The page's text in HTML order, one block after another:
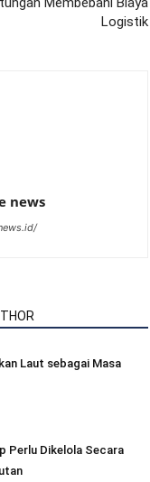
Logistik
news
Laut sebagai Masa
Perlu Dikelola Secara